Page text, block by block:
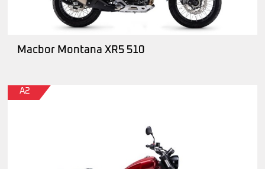
Macbor Montana XR5 510
A2